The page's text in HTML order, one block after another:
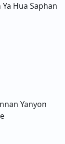
Hua Saphan
Yanyon